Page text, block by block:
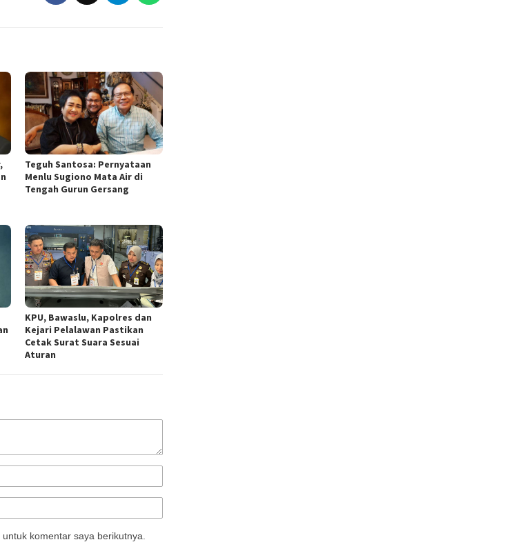
Teguh Santosa: Pernyataan
Menlu Sugiono Mata Air di
Tengah Gurun Gersang
KPU, Bawaslu, Kapolres dan
Kejari Pelalawan Pastikan
Cetak Surat Suara Sesuai
Aturan
komentar saya berikutnya.